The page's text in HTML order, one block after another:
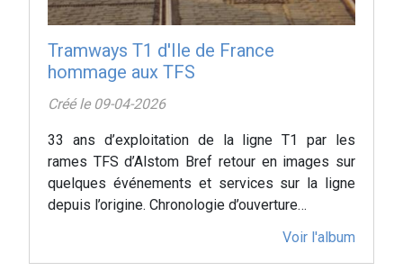
Tramways T1 d'Ile de France
hommage aux TFS
Créé le 09-04-2026
33 ans d’exploitation de la ligne T1 par les
rames TFS d’Alstom Bref retour en images sur
quelques événements et services sur la ligne
depuis l’origine. Chronologie d’ouverture…
Voir l'album